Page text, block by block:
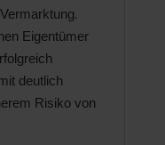
Eigentümer
deutlich
Risiko von